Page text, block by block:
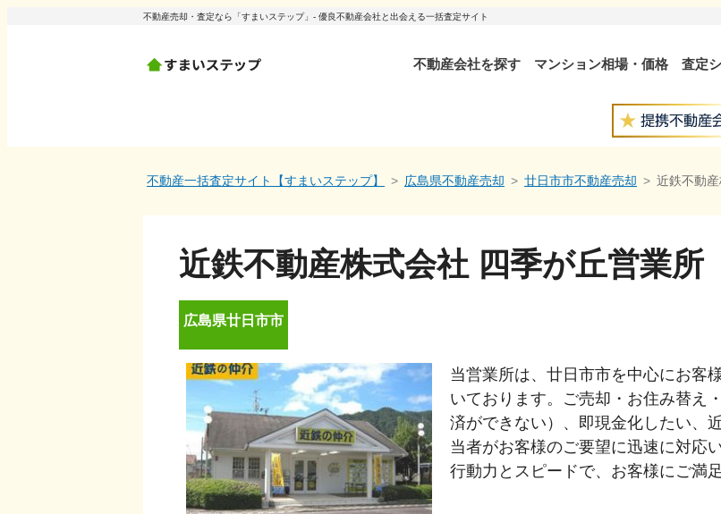
不動産売却・査定なら「すまいステップ」- 優良不動産会社と出会える一括査定サイト
不動産会社を探す マンション相場・価格 査定
不動産一括査定サイト【すまいステップ】 広島県不動産売却 廿日市市不動産売却 近鉄不動
近鉄不動産株式会社 四季が丘営業所
広島県廿日市市
当営業所は、廿日市市を中心にお客
いております。ご売却・お住み替え
済ができない）、即現金化したい、
当者がお客様のご要望に迅速に対応
行動力とスピードで、お客様にご満